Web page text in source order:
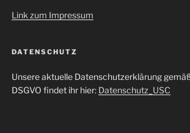
Link zum Impressum
DATENSCHUTZ
Unsere aktuelle Datenschutzerklärung
DSGVO findet ihr hier: Datenschutz_USC